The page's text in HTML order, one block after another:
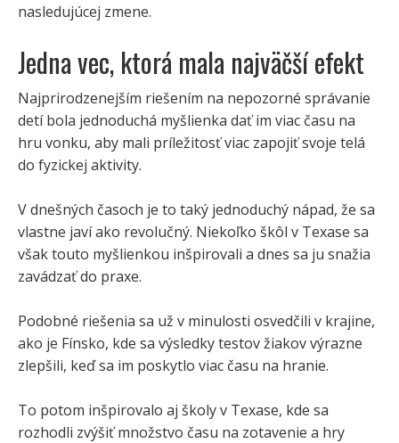
nasledujúcej zmene.
Jedna vec, ktorá mala najväčší efekt
Najprirodzenejším riešením na nepozorné správanie
detí bola jednoduchá myšlienka dať im viac času na
hru vonku, aby mali príležitosť viac zapojiť svoje telá
do fyzickej aktivity.
V dnešných časoch je to taký jednoduchý nápad, že sa
vlastne javí ako revolučný. Niekoľko škôl v Texase sa
však touto myšlienkou inšpirovali a dnes sa ju snažia
zavádzať do praxe.
Podobné riešenia sa už v minulosti osvedčili v krajine,
ako je Fínsko, kde sa výsledky testov žiakov výrazne
zlepšili, keď sa im poskytlo viac času na hranie.
To potom inšpirovalo aj školy v Texase, kde sa
rozhodli zvýšiť množstvo času na zotavenie a hry